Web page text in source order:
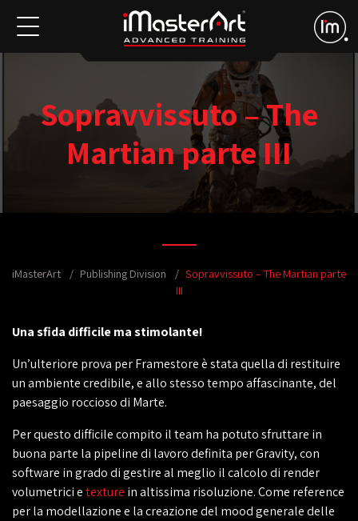
Sopravvissuto – The
Martian parte III
iMasterArt Publishing Division
Sopravvissuto – The Martian parte
III
Una sfida difficile ma stimolante!
Un’ulteriore prova per Framestore è stata quella di restituire
un ambiente credibile, e allo stesso tempo affascinante, del
paesaggio roccioso di Marte.
Per questo difficile compito il team ha potuto sfruttare in
buona parte la pipeline di lavoro definita per Gravity, con
software in grado di gestire al meglio il calcolo di render
volumetrici etexture in altissima risoluzione. Come reference
per la modellazione e la creazione del mood generale delle